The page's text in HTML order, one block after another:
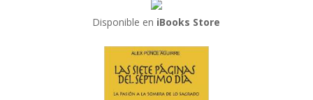
Disponible en iBooks Store